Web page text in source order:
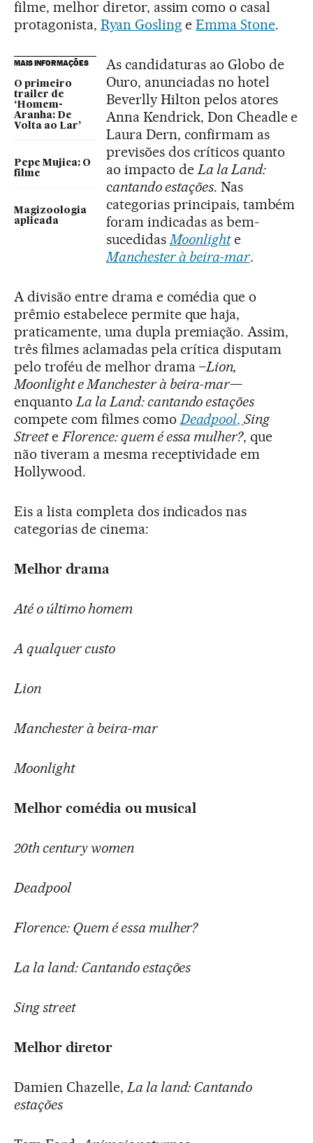
filme, melhor diretor, assim como o casal
protagonista, Ryan Gosling eEmma Stone.
MAIS INFORMAÇÕES
O primeiro
trailer de
‘Homem-
Aranha: De
Volta ao Lar’
Pepe Mujica: O
filme
Magizoologia
aplicada
As candidaturas ao Globo de
Ouro, anunciadas no hotel
Beverlly Hilton pelos atores
Anna Kendrick, Don Cheadle e
Laura Dern, confirmam as
previsões dos críticos quanto
ao impacto deLa la Land:
cantando estações. Nas
categorias principais, também
foram indicadas as bem-
sucedidasMoonlighte
Manchester à beira-mar.
A divisão entre drama e comédia que o
prêmio estabelece permite que haja,
praticamente, uma dupla premiação. Assim,
três filmes aclamadas pela crítica disputam
pelo troféu de melhor drama –Lion,
Moonlight e Manchester à beira-mar—
enquantoLa la Land: cantando estações
compete com filmes comoDeadpool,Sing
StreeteFlorence: quem é essa mulher?, que
não tiveram a mesma receptividade em
Hollywood.
Eis a lista completa dos indicados nas
categorias de cinema:
Melhor drama
Até o último homem
A qualquer custo
Lion
Manchester à beira-mar
Moonlight
Melhor comédia ou musical
20th century women
Deadpool
Florence: Quem é essa mulher?
La la land: Cantando estações
Sing street
Melhor diretor
Damien Chazelle,La la land: Cantando
estações